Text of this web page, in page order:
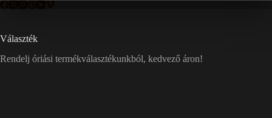
Választék
Rendelj óriási termékválasztékunkból, kedvező áron!